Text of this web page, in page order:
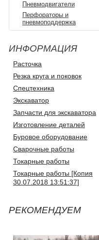
Пневмодвигатели
Перфораторы и
пневмоподдержка
ИНФОРМАЦИЯ
Расточка
Резка круга и поковок
Спецтехника
Экскаватор
Запчасти для экскаватора
Изготовление деталей
Буровое оборудование
Сварочные работы
Токарные работы
Токарные работы [Копия
30.07.2018 13:51:37]
РЕКОМЕНДУЕМ